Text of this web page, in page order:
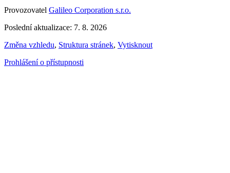
Provozovatel Galileo Corporation s.r.o.
Poslední aktualizace: 7. 8. 2026
Změna vzhledu, Struktura stránek, Vytisknout
Prohlášení o přístupnosti